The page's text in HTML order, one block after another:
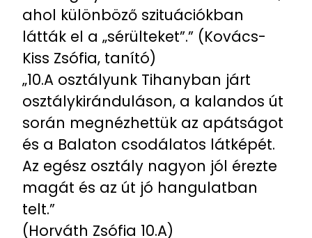
ahol különböző szituációkban
látták el a „sérülteket”.” (Kovács-
Kiss Zsófia, tanító)
„10.A osztályunk Tihanyban járt
osztálykiránduláson, a kalandos út
során megnézhettük az apátságot
és a Balaton csodálatos látképét.
Az egész osztály nagyon jól érezte
magát és az út jó hangulatban
telt.”
(Horváth Zsófia 10.A)